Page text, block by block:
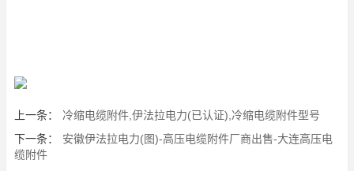
上一条：
冷缩电缆附件,伊法拉电力(已认证),冷缩电缆附件型号
下一条：
安徽伊法拉电力(图)-高压电缆附件厂商出售-大连高压电
缆附件